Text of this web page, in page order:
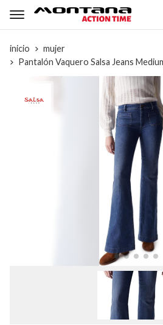
inicio
mujer
Pantalón Vaquero Salsa Jeans